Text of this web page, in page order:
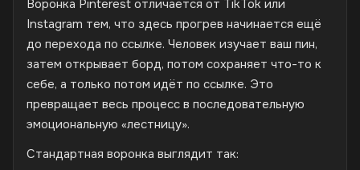
Воронка Pinterest отличается от TikTok или
Instagram тем, что здесь прогрев начинается ещё
до перехода по ссылке. Человек изучает ваш пин,
затем открывает борд, потом сохраняет что-то к
себе, а только потом идёт по ссылке. Это
превращает весь процесс в последовательную
эмоциональную «лестницу».
Стандартная воронка выглядит так: